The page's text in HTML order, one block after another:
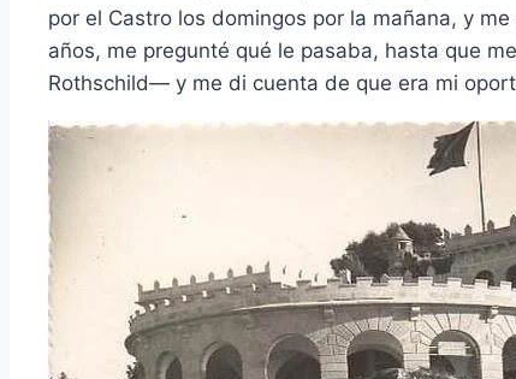
por el Castro los domingos por la mañana, y
años, me pregunté qué le pasaba, hasta que
Rothschild— y me di cuenta de que era mi